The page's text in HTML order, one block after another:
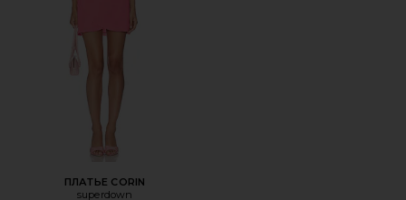
ПЛАТЬЕ CORIN
superdown